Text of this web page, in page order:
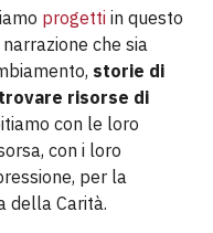
progetti in questo
che sia
storie di
risorse di
con le loro
con i loro
per la
della Carità.